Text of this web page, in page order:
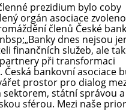
prezidium bylo coby
orgán asociace
členů České
dnes nejsou
finančních služeb, ale
při transformaci
Česká bankovní asociace
prostor pro dialog
sektorem, státní správou a
sférou. Mezi naše